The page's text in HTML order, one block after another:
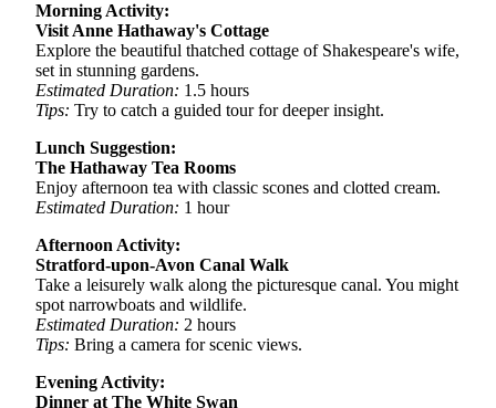
Morning Activity:
Visit Anne Hathaway's Cottage
Explore the beautiful thatched cottage of Shakespeare's wife,
set in stunning gardens.
Estimated Duration: 1.5 hours
Tips: Try to catch a guided tour for deeper insight.
Lunch Suggestion:
The Hathaway Tea Rooms
Enjoy afternoon tea with classic scones and clotted cream.
Estimated Duration: 1 hour
Afternoon Activity:
Stratford-upon-Avon Canal Walk
Take a leisurely walk along the picturesque canal. You might
spot narrowboats and wildlife.
Estimated Duration: 2 hours
Tips: Bring a camera for scenic views.
Evening Activity:
Dinner at The White Swan